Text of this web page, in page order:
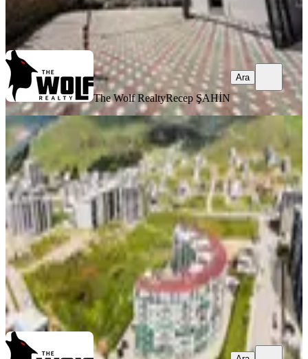
The Wolf RealtyRecep ŞAHİN
The Wolf RealtyRecep ŞAHİN
Ara
SIFIR BİNA
Menemende Satılık Dubleks 4+1
Koyundere Gazi Mahallesinde Lüks
Menemen, Gazi Mahallesi
4+1
220 m² ·9. Kat·01.05.2026
5.850.000 ₺Geri Dönüş: 18 yıl
The Wolf Realty Recep ŞAHİN
Ara